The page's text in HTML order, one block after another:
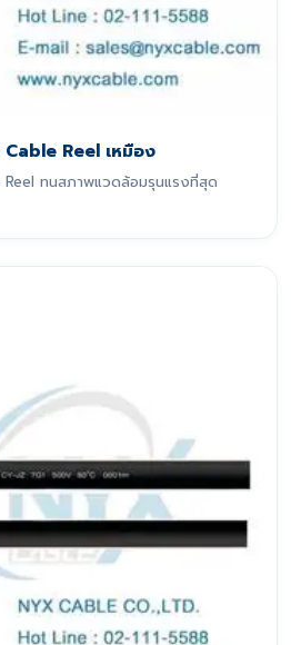
Cable Reel เหมือง
Reel ทนสภาพแวดล้อมรุนแรงที่สุด